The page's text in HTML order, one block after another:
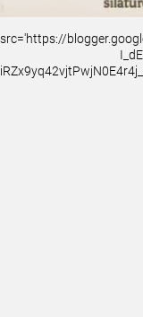
src='https://